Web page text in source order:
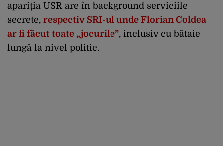
apariția USR are în background serviciile
secrete, respectiv SRI-ul unde Florian Coldea
ar fi făcut toate „jocurile”, inclusiv cu bătaie
lungă la nivel politic.